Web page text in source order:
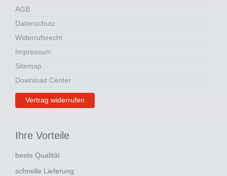
AGB
Datenschutz
Widerrufsrecht
Impressum
Sitemap
Download Center
Vertrag widerrufen
Ihre Vorteile
beste Qualität
schnelle Lieferung